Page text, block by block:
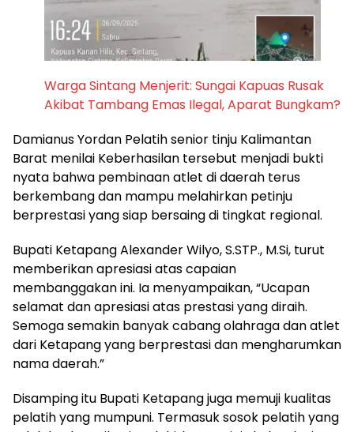
Warga Sintang Menjerit: Sungai Kapuas Rusak
Akibat Tambang Emas Ilegal, Aparat Bungkam?
Damianus Yordan Pelatih senior tinju Kalimantan
Barat menilai Keberhasilan tersebut menjadi bukti
nyata bahwa pembinaan atlet di daerah terus
berkembang dan mampu melahirkan petinju
berprestasi yang siap bersaing di tingkat regional.
Bupati Ketapang Alexander Wilyo, S.STP., M.Si, turut
memberikan apresiasi atas capaian
membanggakan ini. Ia menyampaikan, “Ucapan
selamat dan apresiasi atas prestasi yang diraih.
Semoga semakin banyak cabang olahraga dan atlet
dari Ketapang yang berprestasi dan mengharumkan
nama daerah.”
Disamping itu Bupati Ketapang juga memuji kualitas
pelatih yang mumpuni. Termasuk sosok pelatih yang